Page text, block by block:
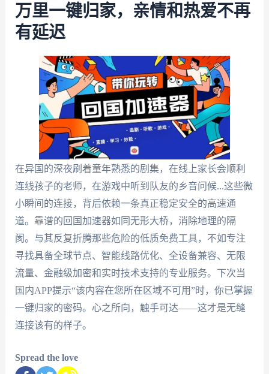
万里一键归家，亲情和热爱不再
有延迟
在异国的深夜刷着童年熟悉的剧集，在线上家长会顺利
连线孩子的老师，在游戏中听到队友的乡音问候...这些微
小瞬间的连接，背后依赖一条真正稳定安全的高速通
道。靠谱的回国加速器如同无形大桥，消除地理的隔
阂。与其反复折腾那些危险的低质免费工具，不如专注
寻找具备全球节点、智能线路优化、全设备兼容、无限
流量、金融级加密和实时技术支持的专业服务。下次当
国内APP提示“该内容在您所在区域不可用”时，你已掌握
一键归家的密码。心之所向，触手可达——这才是无缝
连接该有的样子。
Spread the love